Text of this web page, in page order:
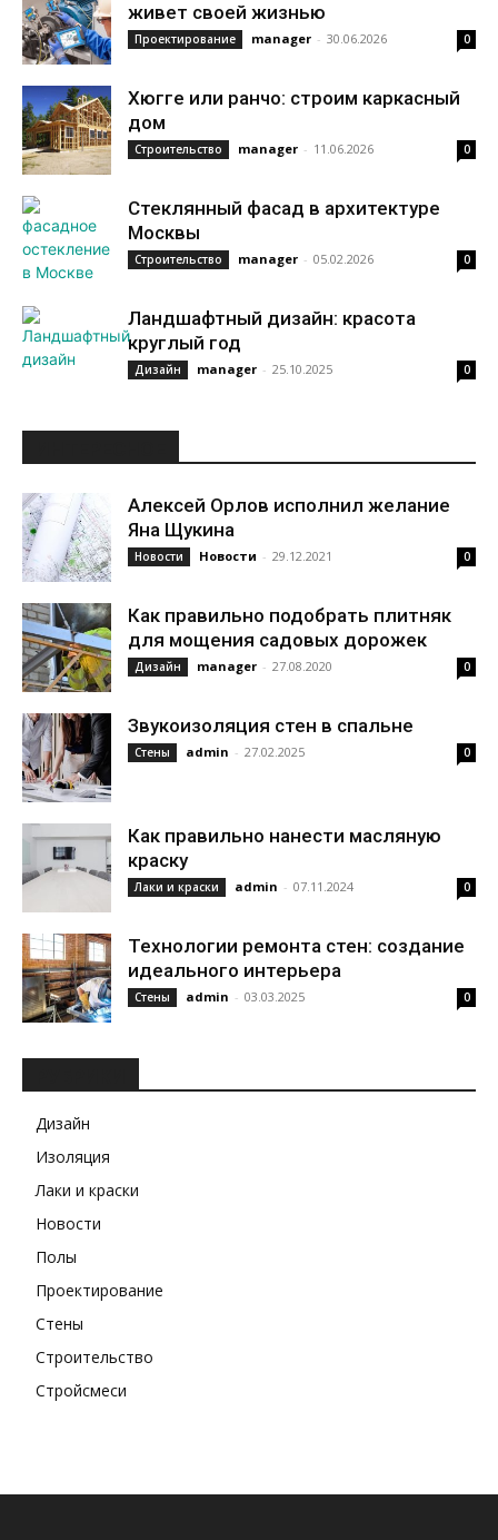
живет своей жизнью
Проектирование manager - 30.06.2026 0
Хюгге или ранчо: строим каркасный
дом
Строительство manager - 11.06.2026 0
Стеклянный фасад в архитектуре
Москвы
Строительство manager - 05.02.2026 0
Ландшафтный дизайн: красота
круглый год
Дизайн manager - 25.10.2025 0
Алексей Орлов исполнил желание
Яна Щукина
Новости Новости - 29.12.2021 0
Как правильно подобрать плитняк
для мощения садовых дорожек
Дизайн manager - 27.08.2020 0
Звукоизоляция стен в спальне
Стены admin - 27.02.2025 0
Как правильно нанести масляную
краску
Лаки и краски admin - 07.11.2024 0
Технологии ремонта стен: создание
идеального интерьера
Стены admin - 03.03.2025 0
Дизайн
Изоляция
Лаки и краски
Новости
Полы
Проектирование
Стены
Строительство
Стройсмеси